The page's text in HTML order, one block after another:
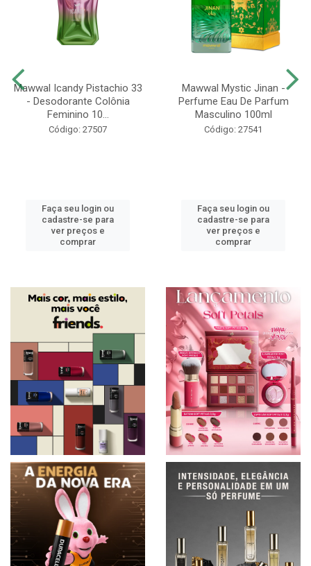
Mawwal Icandy Pistachio 33
- Desodorante Colônia
Feminino 10...
Código: 27507
Faça seu login ou
cadastre-se para
ver preços e
comprar
Mawwal Mystic Jinan -
Perfume Eau De Parfum
Masculino 100ml
Código: 27541
Faça seu login ou
cadastre-se para
ver preços e
comprar